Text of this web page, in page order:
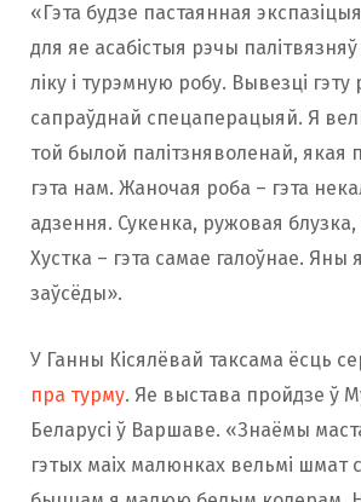
«Гэта будзе пастаянная
для яе асабістыя рэчы
ліку і турэмную робу. Вывезці
сапраўднай спецаперацыяй. Я
той былой палітзняволенай, якая
гэта нам. Жаночая роба – гэта
адзення. Сукенка, ружовая блузка,
Хустка – гэта самае галоўнае. Яны
заўсёды».
У Ганны Кісялёвай таксама ёсць
пра турму. Яе выстава пройдзе ў
Беларусі ў Варшаве. «Знаёмы
гэтых маіх малюнках вельмі шмат